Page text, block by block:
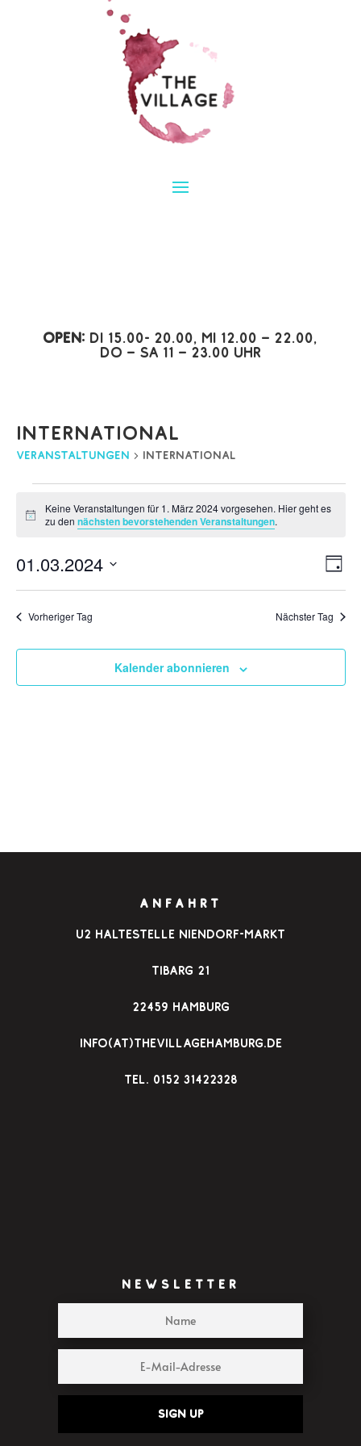
Open: Di 15.00- 20.00, Mi 12.00 – 22.00,
Do – Sa 11 – 23.00 Uhr
International
Veranstaltungen International
für
März
2024
Hinweis
Keine Veranstaltungen für 1. März 2024 vorgesehen. Hier geht es
zu den nächsten bevorstehenden Veranstaltungen.
Tag
01.03.2024
Vorheriger Tag Nächster Tag
Kalender abonnieren
ANFAHRT
u2 Haltestelle Niendorf-Markt
Tibarg 21
22459 Hamburg
info(at)thevillagehamburg.de
TEl. 0152 31422328
NEWSLETTER
Sign up